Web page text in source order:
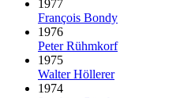
1977
François Bondy
1976
Peter Rühmkorf
1975
Walter Höllerer
1974